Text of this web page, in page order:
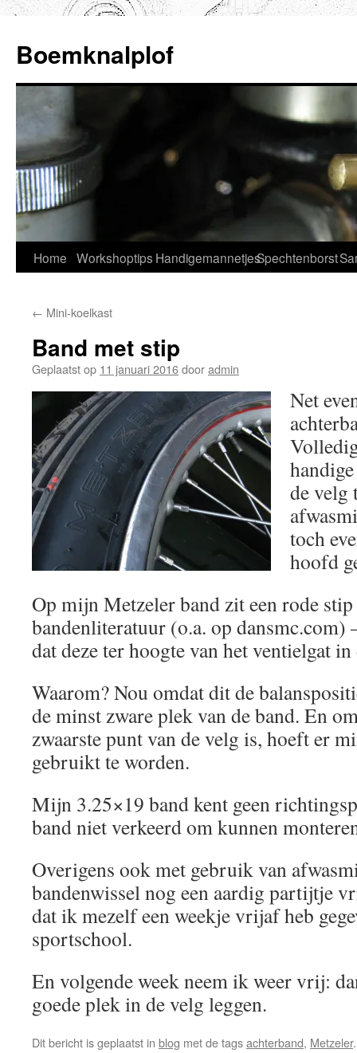
de
inhoud
Boemknalplof
Home Workshoptips HandigemannetjesSpechtenborst
← Mini-koelkast
Band met stip
Geplaatst op 11 januari 2016dooradmin
Net
de velg
toch
hoofd
Op mijn Metzeler band zit een rode
bandenliteratuur (o.a. op dansmc.com)
dat deze ter hoogte van het ventielgat
Waarom? Nou omdat dit de
de minst zware plek van de band. En
zwaarste punt van de velg is, hoeft er
gebruikt te worden.
Mijn 3.25×19 band kent geen
band niet verkeerd om kunnen
Overigens ook met gebruik van
bandenwissel nog een aardig partijtje
dat ik mezelf een weekje vrijaf heb
sportschool.
En volgende week neem ik weer vrij:
goede plek in de velg leggen.
Dit bericht is geplaatst in blog met de tagsachterband, Metzeler